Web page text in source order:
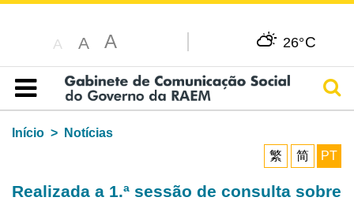
A A A 26°C
Índice
Início
Notícias
繁
简 PT
Realizada a 1.ª sessão de consulta sobre